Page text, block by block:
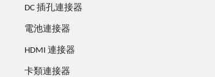
DC 插孔連接器
電池連接器
HDMI 連接器
卡類連接器